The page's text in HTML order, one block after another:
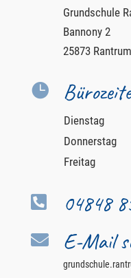
Grundschule
Bannony 2
25873 Rantrum

Dienstag
Donnerstag
Freitag
 04848
 E-Mail